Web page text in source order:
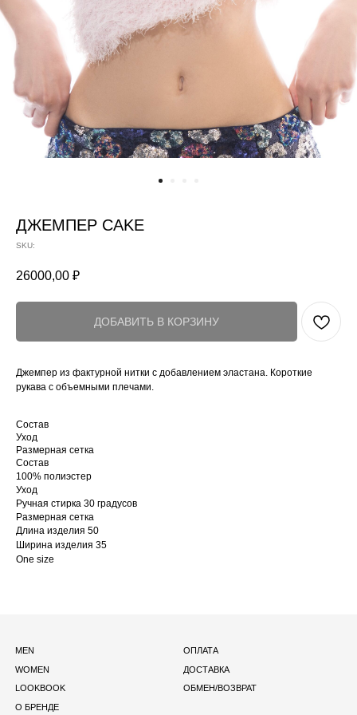
ДЖЕМПЕР CAKE
SKU:
26000,00 ₽
ДОБАВИТЬ В КОРЗИНУ
Джемпер из фактурной нитки с добавлением эластана. Короткие
рукава с объемными плечами.
Состав
Уход
Размерная сетка
Состав
100% полиэстер
Уход
Ручная стирка 30 градусов
Размерная сетка
Длина изделия 50
Ширина изделия 35
One size
О БРЕНДЕ
WOMEN
*META ПРИЗНАНА ЭКСТРЕМИСТСКОЙ ОРГАНИЗАЦИЕЙ
INSTAGRAM*
КОНТАКТЫ
ОФЕРТА
ПОЛИТИКА КОНФИДЕНЦИАЛЬНОСТИ
MEN